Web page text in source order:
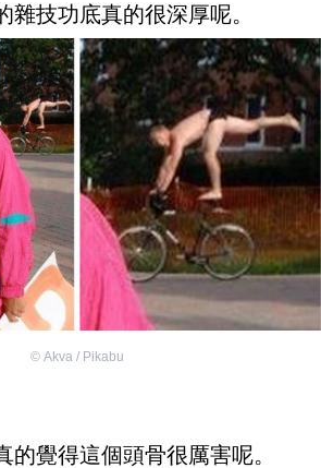
雜技功底真的很深厚呢。
© Akva / Pikabu
的覺得這個頭骨很厲害呢。